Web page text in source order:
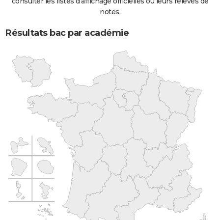
notes.
Résultats bac par académie